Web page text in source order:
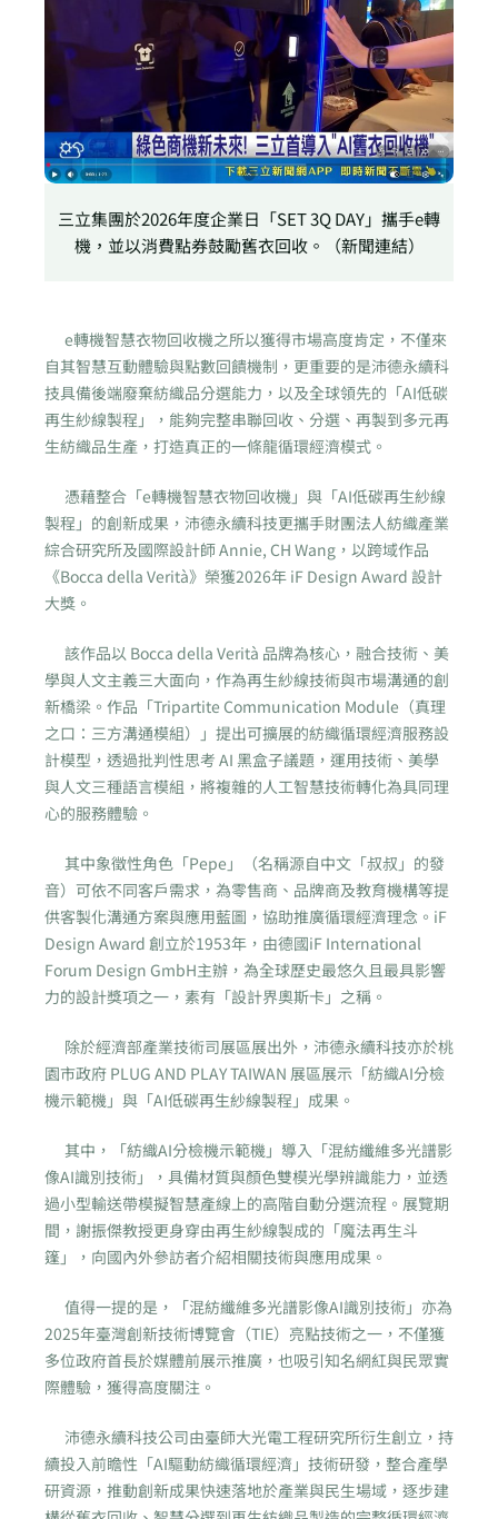
三立集團於2026年度企業日「SET 3Q DAY」攜手e轉
機，並以消費點券鼓勵舊衣回收。（新聞連結）
e轉機智慧衣物回收機之所以獲得市場高度肯定，不僅來
自其智慧互動體驗與點數回饋機制，更重要的是沛德永續科
技具備後端廢棄紡織品分選能力，以及全球領先的「AI低碳
再生紗線製程」，能夠完整串聯回收、分選、再製到多元再
生紡織品生產，打造真正的一條龍循環經濟模式。
憑藉整合「e轉機智慧衣物回收機」與「AI低碳再生紗線
製程」的創新成果，沛德永續科技更攜手財團法人紡織產業
綜合研究所及國際設計師 Annie, CH Wang，以跨域作品
《Bocca della Verità》榮獲2026年 iF Design Award 設計
大獎。
該作品以 Bocca della Verità 品牌為核心，融合技術、美
學與人文主義三大面向，作為再生紗線技術與市場溝通的創
新橋梁。作品「Tripartite Communication Module（真理
之口：三方溝通模組）」提出可擴展的紡織循環經濟服務設
計模型，透過批判性思考 AI 黑盒子議題，運用技術、美學
與人文三種語言模組，將複雜的人工智慧技術轉化為具同理
心的服務體驗。
其中象徵性角色「Pepe」（名稱源自中文「叔叔」的發
音）可依不同客戶需求，為零售商、品牌商及教育機構等提
供客製化溝通方案與應用藍圖，協助推廣循環經濟理念。iF
Design Award 創立於1953年，由德國iF International
Forum Design GmbH主辦，為全球歷史最悠久且最具影響
力的設計獎項之一，素有「設計界奧斯卡」之稱。
除於經濟部產業技術司展區展出外，沛德永續科技亦於桃
園市政府 PLUG AND PLAY TAIWAN 展區展示「紡織AI分檢
機示範機」與「AI低碳再生紗線製程」成果。
其中，「紡織AI分檢機示範機」導入「混紡纖維多光譜影
像AI識別技術」，具備材質與顏色雙模光學辨識能力，並透
過小型輸送帶模擬智慧產線上的高階自動分選流程。展覽期
間，謝振傑教授更身穿由再生紗線製成的「魔法再生斗
篷」，向國內外參訪者介紹相關技術與應用成果。
值得一提的是，「混紡纖維多光譜影像AI識別技術」亦為
2025年臺灣創新技術博覽會（TIE）亮點技術之一，不僅獲
多位政府首長於媒體前展示推廣，也吸引知名網紅與民眾實
際體驗，獲得高度關注。
沛德永續科技公司由臺師大光電工程研究所衍生創立，持
續投入前瞻性「AI驅動紡織循環經濟」技術研發，整合產學
研資源，推動創新成果快速落地於產業與民生場域，逐步建